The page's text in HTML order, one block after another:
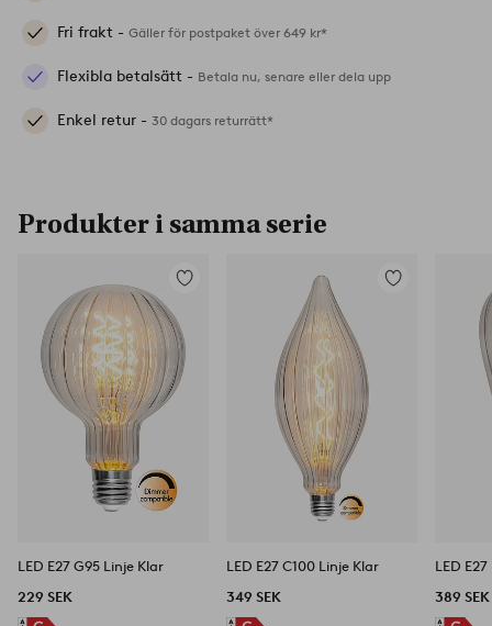
Fri frakt - Gäller för postpaket över 649 kr*
Flexibla betalsätt - Betala nu, senare eller dela upp
Enkel retur - 30 dagars returrätt*
Produkter i samma serie
Lägg
i
favoriter
LED E27 G95 Linje Klar
229 SEK
Lägg
LED E27 C100 Linje Klar
349 SEK
LED
389 SEK